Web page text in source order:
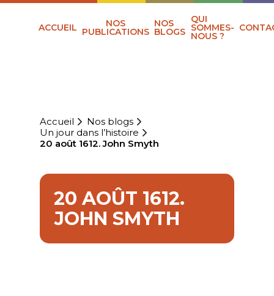
ACCUEIL NOS
PUBLICATIONS
NOS
BLOGS
QUI
SOMMES-
NOUS ?
Accueil
Nos blogs
Un jour dans l’histoire
20 août 1612. John Smyth
20 AOÛT 1612.
JOHN SMYTH